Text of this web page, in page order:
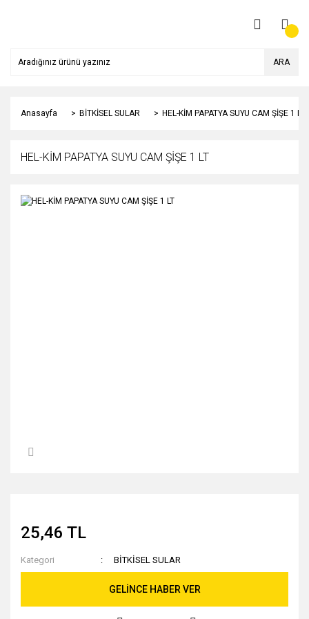
ARA
Anasayfa BİTKİSEL SULAR HEL-KİM PAPATYA SUYU CAM ŞİŞE 1 LT
HEL-KİM PAPATYA SUYU CAM ŞİŞE 1 LT
25,46 TL
Kategori BİTKİSEL SULAR
GELİNCE HABER VER